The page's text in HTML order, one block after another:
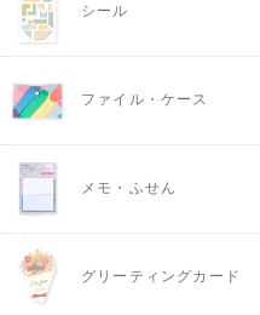
シール
ファイル・ケース
メモ・ふせん
グリーティングカード